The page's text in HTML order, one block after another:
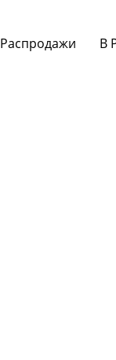
Распродажи В